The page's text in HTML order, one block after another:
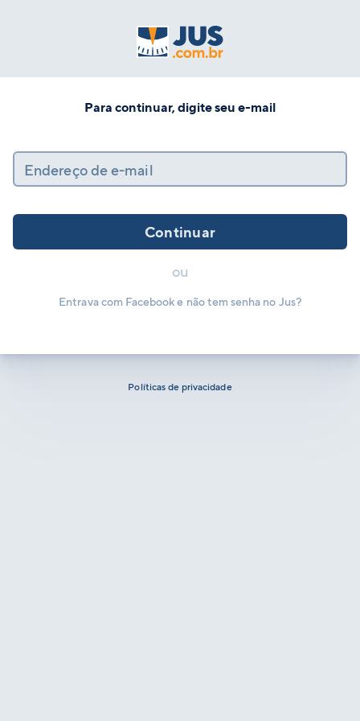
Para continuar, digite seu e-mail
Endereço de e-mail
Continuar
ou
Entrava com Facebook e não tem senha no Jus?
Políticas de privacidade